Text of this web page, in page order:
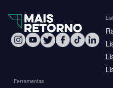
Ferramentas